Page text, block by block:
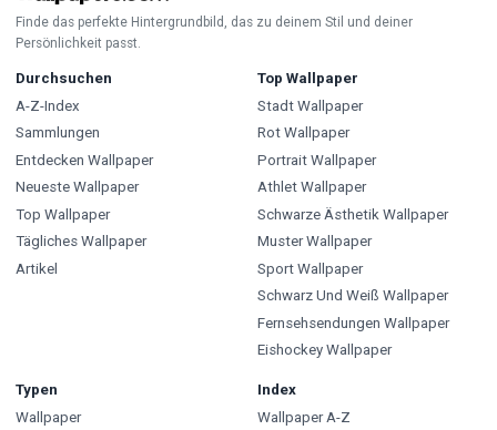
Finde das perfekte Hintergrundbild, das zu deinem Stil und deiner
Persönlichkeit passt.
Durchsuchen
A-Z-Index
Sammlungen
Entdecken Wallpaper
Neueste Wallpaper
Top Wallpaper
Tägliches Wallpaper
Artikel
Top Wallpaper
Stadt Wallpaper
Rot Wallpaper
Portrait Wallpaper
Athlet Wallpaper
Schwarze Ästhetik Wallpaper
Muster Wallpaper
Sport Wallpaper
Schwarz Und Weiß Wallpaper
Fernsehsendungen Wallpaper
Eishockey Wallpaper
Typen
Wallpaper
Index
Wallpaper A-Z